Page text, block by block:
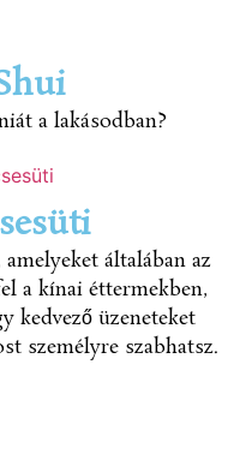
a lakásodban?
általában az
a kínai éttermekben,
kedvező üzeneteket
személyre szabhatsz.